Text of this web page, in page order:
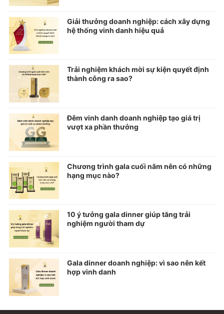
Giải thưởng doanh nghiệp: cách xây dựng
hệ thống vinh danh hiệu quả
Trải nghiệm khách mời sự kiện quyết định
thành công ra sao?
Đêm vinh danh doanh nghiệp tạo giá trị
vượt xa phần thưởng
Chương trình gala cuối năm nên có những
hạng mục nào?
10 ý tưởng gala dinner giúp tăng trải
nghiệm người tham dự
Gala dinner doanh nghiệp: vì sao nên kết
hợp vinh danh